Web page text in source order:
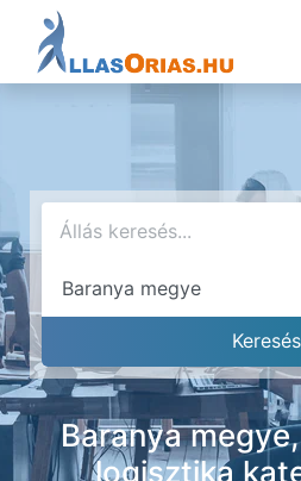
Baranya
logisztika